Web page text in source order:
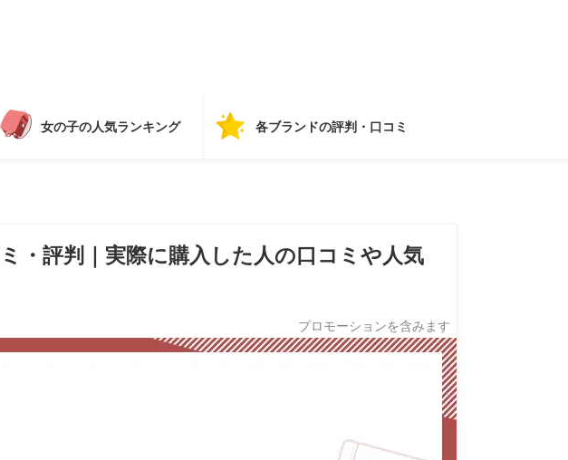
女の子の人気ランキング 各ブランドの評判・口コミ
・評判｜実際に購入した人の口コミや人気
プロモーションを含みます